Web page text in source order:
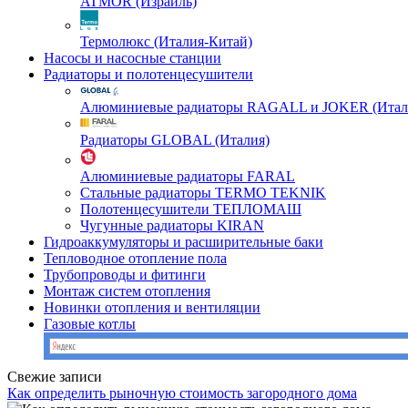
Термолюкс (Италия-Китай)
Насосы и насосные станции
Радиаторы и полотенцесушители
Алюминиевые радиаторы RAGALL и JOKER
Радиаторы GLOBAL (Италия)
Алюминиевые радиаторы FARAL
Стальные радиаторы TERMO TEKNIK
Полотенцесушители ТЕПЛОМАШ
Чугунные радиаторы KIRAN
Гидроаккумуляторы и расширительные баки
Тепловодное отопление пола
Трубопроводы и фитинги
Монтаж систем отопления
Новинки отопления и вентиляции
Газовые котлы
Свежие записи
Как определить рыночную стоимость загородного дома